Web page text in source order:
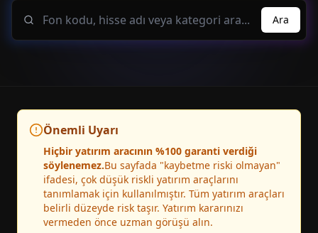
Ara
Önemli Uyarı
Hiçbir yatırım aracının %100 garanti verdiği
söylenemez.Bu sayfada "kaybetme riski olmayan"
ifadesi, çok düşük riskli yatırım araçlarını
tanımlamak için kullanılmıştır. Tüm yatırım araçları
belirli düzeyde risk taşır. Yatırım kararınızı
vermeden önce uzman görüşü alın.